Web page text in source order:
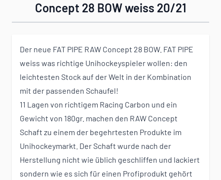
Concept 28 BOW weiss 20/21
Der neue FAT PIPE RAW Concept 28 BOW. FAT PIPE
weiss was richtige Unihockeyspieler wollen: den
leichtesten Stock auf der Welt in der Kombination
mit der passenden Schaufel!
11 Lagen von richtigem Racing Carbon und ein
Gewicht von 180gr. machen den RAW Concept
Schaft zu einem der begehrtesten Produkte im
Unihockeymarkt. Der Schaft wurde nach der
Herstellung nicht wie üblich geschliffen und lackiert
sondern wie es sich für einen Profiprodukt gehört